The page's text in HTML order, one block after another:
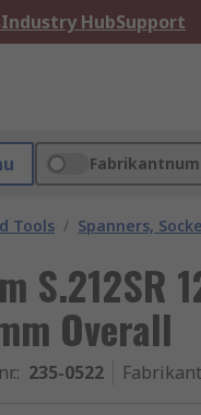
Industry HubSupport
Tools / Spanners,
S.212SR
Overall
: 235-0522